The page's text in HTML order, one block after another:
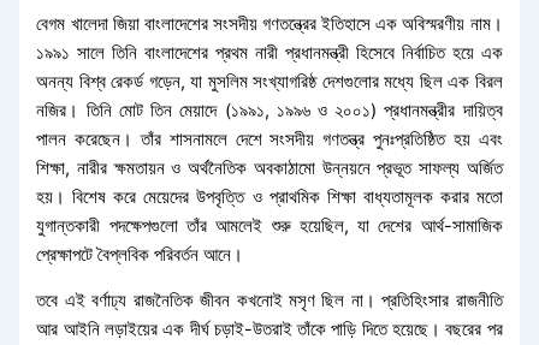
বেগম খালেদা জিয়া বাংলাদেশের সংসদীয় গণতন্ত্রের ইতিহাসে এক অবিস্মরণীয় নাম।
১৯৯১ সালে তিনি বাংলাদেশের প্রথম নারী প্রধানমন্ত্রী হিসেবে নির্বাচিত হয়ে এক
অনন্য বিশ্ব রেকর্ড গড়েন, যা মুসলিম সংখ্যাগরিষ্ঠ দেশগুলোর মধ্যে ছিল এক বিরল
নজির। তিনি মোট তিন মেয়াদে (১৯৯১, ১৯৯৬ ও ২০০১) প্রধানমন্ত্রীর দায়িত্ব
পালন করেছেন। তাঁর শাসনামলে দেশে সংসদীয় গণতন্ত্র পুনঃপ্রতিষ্ঠিত হয় এবং
শিক্ষা, নারীর ক্ষমতায়ন ও অর্থনৈতিক অবকাঠামো উন্নয়নে প্রভূত সাফল্য অর্জিত
হয়। বিশেষ করে মেয়েদের উপবৃত্তি ও প্রাথমিক শিক্ষা বাধ্যতামূলক করার মতো
যুগান্তকারী পদক্ষেপগুলো তাঁর আমলেই শুরু হয়েছিল, যা দেশের আর্থ-সামাজিক
প্রেক্ষাপটে বৈপ্লবিক পরিবর্তন আনে।
তবে এই বর্ণাঢ্য রাজনৈতিক জীবন কখনোই মসৃণ ছিল না। প্রতিহিংসার রাজনীতি
আর আইনি লড়াইয়ের এক দীর্ঘ চড়াই-উতরাই তাঁকে পাড়ি দিতে হয়েছে। বছরের পর